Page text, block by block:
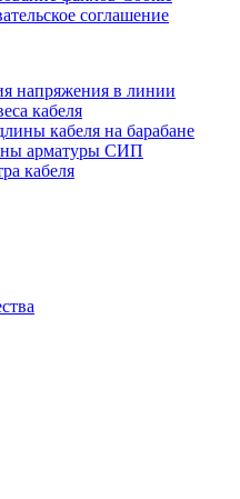
соглашение
напряжения в линии
кабеля
кабеля на барабане
арматуры СИП
кабеля